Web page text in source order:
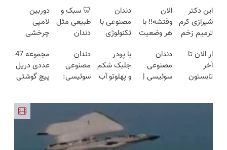
این دکتر
شیرازی کرم
ترمیم زخم
ساخت!!!
الان
وقتشه‼️ با
هر وضعیت
موی طبیعی
بکار!
دندان
مصنوعی با
تکنولوژی
سوئیسی
🇨🇭
🦷 سبک و
طبیعی مثل
دندان
نصب آسان
و پرداخت
اقساطی 💳
دوربین
لامپی
چرخشی
فقط امروز
حراج شد🔥
پرداخت
از الان تا
آخر
تابستون
دندان
مصنوعی
سوئیسی |
رایگان+پرداخت
اقساطی😍
با پودر
جلبک شکم
و پهلوتو آب
دندان
مصنوعی
سوئیسی:
اروپا، سبک
و مقاوم |
پرداخت
قسطی
مجموعه 47
عددی دریل
پیچ گوشتی
باورنکردنی!!)